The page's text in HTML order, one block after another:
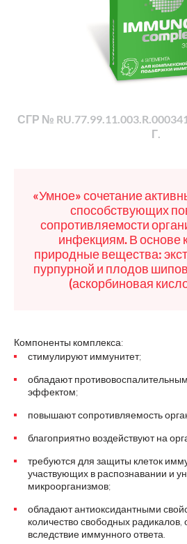
СГР №
Г.
«Умное» сочетание
способствующих
сопротивляемости
инфекциям. В основе
природные вещества:
пурпурной и плодов
(аскорбиновая
Компоненты комплекса:
стимулируют иммунитет;
обладают
эффектом;
повышают сопротивляемость
благоприятно воздействуют на
требуются для защиты клеток
участвующих в распознавании и
микроорганизмов;
обладают антиоксидантными
количество свободных
вследствие иммунного ответа.